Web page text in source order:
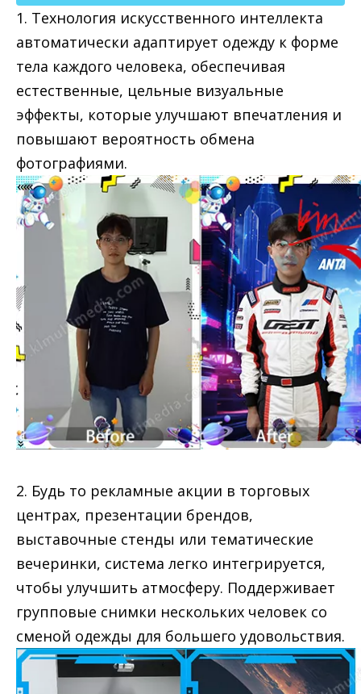
1. Технология искусственного интеллекта
автоматически адаптирует одежду к форме
тела каждого человека, обеспечивая
естественные, цельные визуальные
эффекты, которые улучшают впечатления и
повышают вероятность обмена
фотографиями.
2. Будь то рекламные акции в торговых
центрах, презентации брендов,
выставочные стенды или тематические
вечеринки, система легко интегрируется,
чтобы улучшить атмосферу. Поддерживает
групповые снимки нескольких человек со
сменой одежды для большего удовольствия.